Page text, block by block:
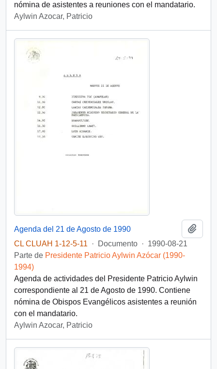
nómina de asistentes a reuniones con el mandatario.
Aylwin Azocar, Patricio
Agenda del 21 de Agosto de 1990
CL CLUAH 1-12-5-11
· Documento · 1990-08-21
Parte de Presidente Patricio Aylwin Azócar (1990-
1994)
Agenda de actividades del Presidente Patricio Aylwin
correspondiente al 21 de Agosto de 1990. Contiene
nómina de Obispos Evangélicos asistentes a reunión
con el mandatario.
Aylwin Azocar, Patricio